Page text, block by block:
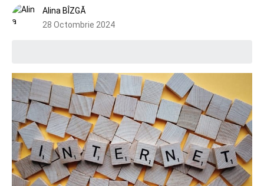
Alina BÎZGĂ
28 Octombrie 2024